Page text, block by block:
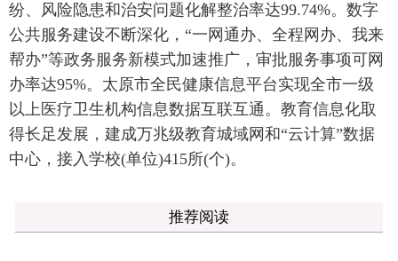
纷、风险隐患和治安问题化解整治率达99.74%。数字
公共服务建设不断深化，“一网通办、全程网办、我来
帮办”等政务服务新模式加速推广，审批服务事项可网
办率达95%。太原市全民健康信息平台实现全市一级
以上医疗卫生机构信息数据互联互通。教育信息化取
得长足发展，建成万兆级教育城域网和“云计算”数据
中心，接入学校(单位)415所(个)。
推荐阅读